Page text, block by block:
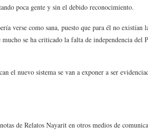
poca gente y sin el debido reconocimiento.
verse como sana, puesto que para él no existían
mucho se ha criticado la falta de independencia
el nuevo sistema se van a exponer a ser
de Relatos Nayarit en otros medios de